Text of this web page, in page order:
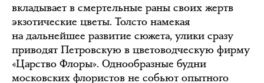
вкладывает в смертельные раны своих жертв
экзотические цветы. Толсто намекая
на дальнейшее развитие сюжета, улики сразу
приводят Петровскую в цветоводческую фирму
«Царство Флоры». Однообразные будни
московских флористов не собьют опытного